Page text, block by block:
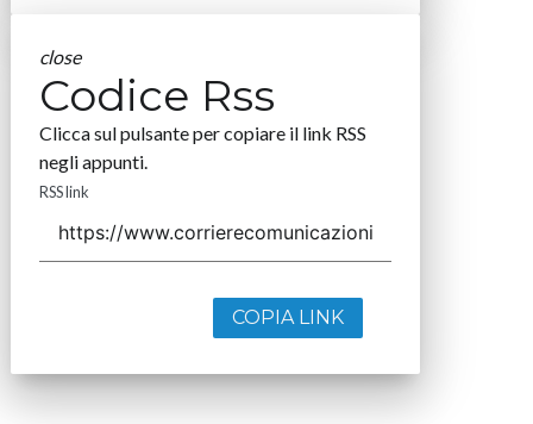
close
Codice Rss
Clicca sul pulsante per copiare il link RSS
negli appunti.
RSS link
COPIA LINK